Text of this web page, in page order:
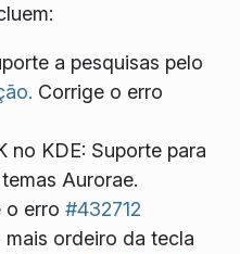
a pesquisas pelo
Corrige o erro
no KDE: Suporte para
Aurorae.
o erro #432712
mais ordeiro da tecla